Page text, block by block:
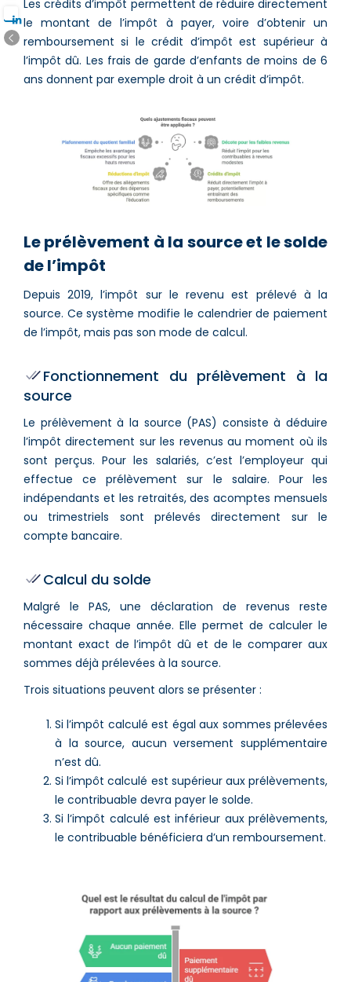
Les crédits d’impôt permettent de réduire directement
le montant de l’impôt à payer, voire d’obtenir un
remboursement si le crédit d’impôt est supérieur à
l’impôt dû. Les frais de garde d’enfants de moins de 6
ans donnent par exemple droit à un crédit d’impôt.
Le prélèvement à la source et le solde
de l’impôt
Depuis 2019, l’impôt sur le revenu est prélevé à la
source. Ce système modifie le calendrier de paiement
de l’impôt, mais pas son mode de calcul.
Fonctionnement du prélèvement à la
source
Le prélèvement à la source (PAS) consiste à déduire
l’impôt directement sur les revenus au moment où ils
sont perçus. Pour les salariés, c’est l’employeur qui
effectue ce prélèvement sur le salaire. Pour les
indépendants et les retraités, des acomptes mensuels
ou trimestriels sont prélevés directement sur le
compte bancaire.
Calcul du solde
Malgré le PAS, une déclaration de revenus reste
nécessaire chaque année. Elle permet de calculer le
montant exact de l’impôt dû et de le comparer aux
sommes déjà prélevées à la source.
Trois situations peuvent alors se présenter :
Si l’impôt calculé est égal aux sommes prélevées
à la source, aucun versement supplémentaire
n’est dû.
Si l’impôt calculé est supérieur aux prélèvements,
le contribuable devra payer le solde.
Si l’impôt calculé est inférieur aux prélèvements,
le contribuable bénéficiera d’un remboursement.